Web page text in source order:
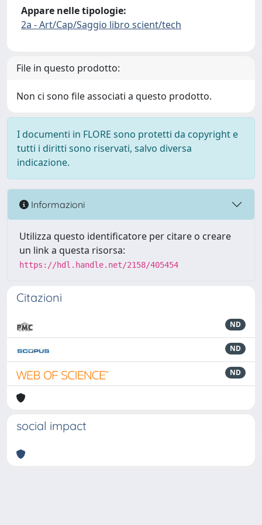
Appare nelle tipologie:
2a - Art/Cap/Saggio libro scient/tech
File in questo prodotto:
Non ci sono file associati a questo prodotto.
I documenti in FLORE sono protetti da copyright e
tutti i diritti sono riservati, salvo diversa
indicazione.
Informazioni
Utilizza questo identificatore per citare o creare
un link a questa risorsa:
https://hdl.handle.net/2158/405454
Citazioni
ND
ND
ND
social impact